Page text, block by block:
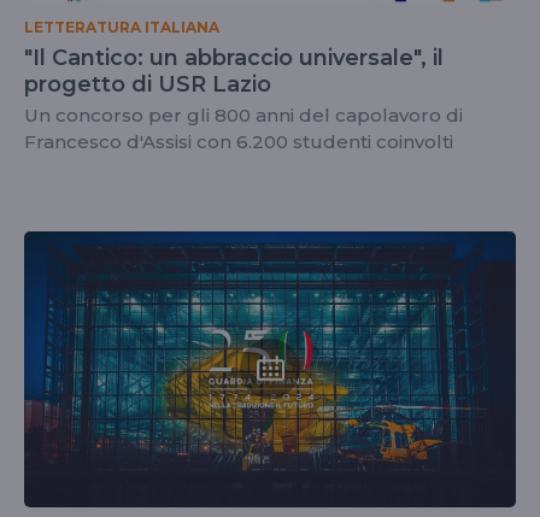
LETTERATURA ITALIANA
"Il Cantico: un abbraccio universale", il
progetto di USR Lazio
Un concorso per gli 800 anni del capolavoro di
Francesco d'Assisi con 6.200 studenti coinvolti